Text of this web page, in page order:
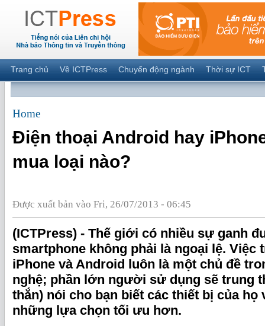
Trang chủ Về ICTPress Chuyển động ngành Thời sự ICT
Home
Điện thoại Android hay
mua loại nào?
Được xuất bản vào Fri, 26/07/2013 - 06:45
(ICTPress) - Thế giới có nhiều sự ganh
smartphone không phải là ngoại lệ. Việc
iPhone và Android luôn là một chủ đề
nghệ; phần lớn người sử dụng sẽ trung
thắn) nói cho bạn biết các thiết bị của họ
những lựa chọn tối ưu hơn.